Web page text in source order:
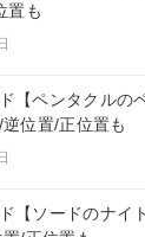
置も
【ペンタクルの
位置/正位置も
【ソードのナイ